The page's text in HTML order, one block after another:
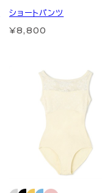
ショートパンツ
¥8,800